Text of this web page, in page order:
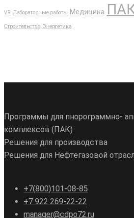
VR Лабораторные работы Медицина
Строительство Энергетика
Программы для пнорограммно-
комплексов (ПАК)
Решения для производства
Решения для Нефтегазовой
+7(800)101-08-85
+7 922 269-22-22
manager@cdpo72.ru